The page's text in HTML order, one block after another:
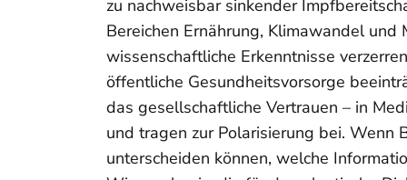
zu nachweisbar sinkender
Bereichen Ernährung, Klimawandel und
wissenschaftliche Erkenntnisse
öffentliche Gesundheitsvorsorge
das gesellschaftliche Vertrauen – in
und tragen zur Polarisierung bei. Wenn
unterscheiden können, welche